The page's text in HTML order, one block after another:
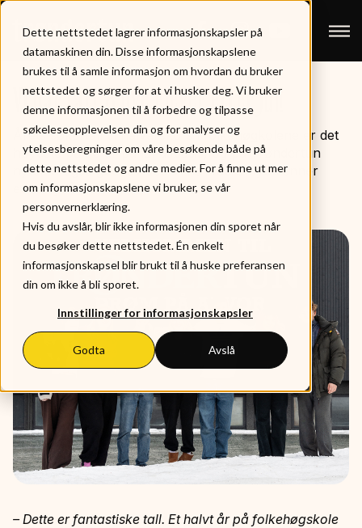
Dette nettstedet lagrer informasjonskapsler på
datamaskinen din. Disse informasjonskapslene
brukes til å samle informasjon om hvordan du bruker
nettstedet og sørger for at vi husker deg. Vi bruker
denne informasjonen til å forbedre og tilpasse
søkeleseopplevelsen din og for analyser og
ytelsesberegninger om våre besøkende både på
dette nettstedet og andre medier. For å finne ut mer
om informasjonskapslene vi bruker, se vår
personvernerklæring.
Hvis du avslår, blir ikke informasjonen din sporet når
du besøker dette nettstedet. Én enkelt
informasjonskapsel blir brukt til å huske preferansen
din om ikke å bli sporet.
Innstillinger for informasjonskapsler
Godta Avslå
Vi har fått 8 nye elever etter jul!
Årets søkertall til halvårskurs i folkehøgkolene er det
høyeste på 30 år på landsbasis, og på Trøndertun
nyter vi også godt av det. Vi har fått 8 nye venner
etter nyttår.
– Dette er fantastiske tall. Et halvt år på folkehøgskole